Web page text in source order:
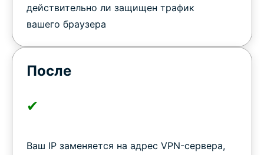
действительно ли защищен трафик
вашего браузера
После
✔
Ваш IP заменяется на адрес VPN-сервера,